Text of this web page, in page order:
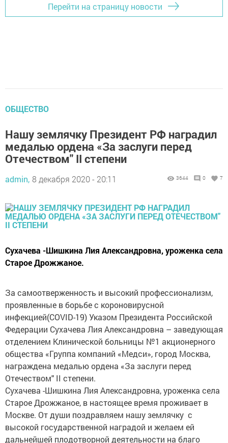
Перейти на страницу новости
ОБЩЕСТВО
Нашу землячку Президент РФ наградил
медалью ордена «За заслуги перед
Отечеством" II степени
admin, 8 декабря 2020 - 20:11 3644 0 7
Сухачева -Шишкина Лия Александровна, уроженка села
Старое Дрожжаное.
За самоотверженность и высокий профессионализм,
проявленные в борьбе с короновирусной
инфекцией(COVID-19) Указом Президента Российской
Федерации Сухачева Лия Александровна – заведующая
отделением Клинической больницы №1 акционерного
общества «Группа компаний «Медси», город Москва,
награждена медалью ордена «За заслуги перед
Отечеством" II степени.
Сухачева -Шишкина Лия Александровна, уроженка села
Старое Дрожжаное, в настоящее время проживает в
Москве. От души поздравляем нашу землячку с
высокой государственной наградой и желаем ей
дальнейшей плодотворной деятельности на благо